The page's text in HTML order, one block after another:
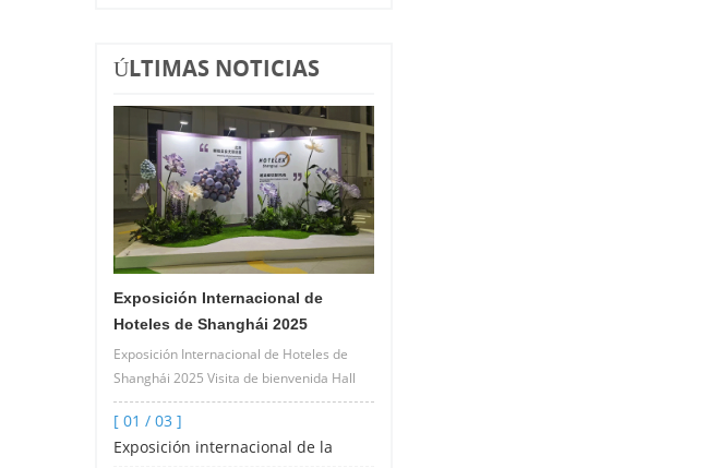
ÚLTIMAS NOTICIAS
Exposición Internacional de
Hoteles de Shanghái 2025
Exposición Internacional de Hoteles de
Shanghái 2025 Visita de bienvenida Hall
2.2 C26 Máquina empacadora de bolsas
de té y café por goteo de alta vel
[ 01 / 03 ]
Exposición internacional de la